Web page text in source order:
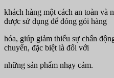
khách hàng một cách an toàn và
được sử dụng để đóng gói hàng
hóa, giúp giảm thiểu sự chấn
chuyển, đặc biệt là đối với
những sản phẩm nhạy cảm.